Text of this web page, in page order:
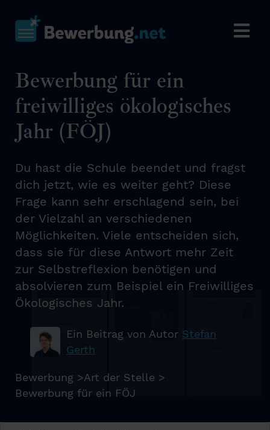
Bewerbung für ein
freiwilliges ökologisches
Jahr (FÖJ)
Du hast die Schule beendet und fragst
dich jetzt, wie es weiter geht? Diese
Frage kann sehr erschlagend sein, bei
der Vielzahl an verschiedenen
Möglichkeiten. Viele entscheiden sich,
dass sie für diese Antwort mehr Zeit
zur Selbstreflexion benötigen und
absolvieren zum Beispiel ein Freiwilliges
Ökologisches Jahr.
Ein Beitrag von Autor Stefan
Gerth
Bewerbung >Art der Stelle >
Bewerbung für ein FÖJ